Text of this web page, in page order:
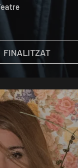
FINALITZAT